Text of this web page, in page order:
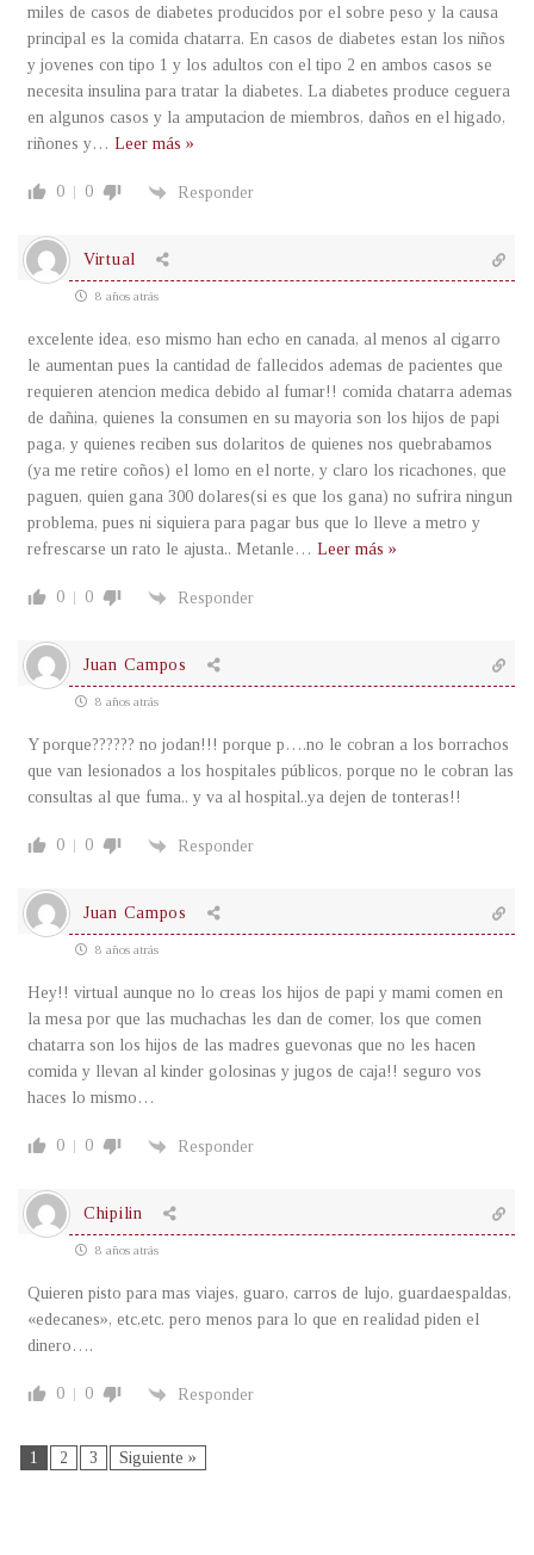
miles de casos de diabetes producidos por el sobre peso y la causa
principal es la comida chatarra. En casos de diabetes estan los niños
y jovenes con tipo 1 y los adultos con el tipo 2 en ambos casos se
necesita insulina para tratar la diabetes. La diabetes produce ceguera
en algunos casos y la amputacion de miembros, daños en el higado,
riñones y… Leer más »
0 0 Responder
Virtual
8 años atrás
excelente idea, eso mismo han echo en canada, al menos al cigarro
le aumentan pues la cantidad de fallecidos ademas de pacientes que
requieren atencion medica debido al fumar!! comida chatarra ademas
de dañina, quienes la consumen en su mayoria son los hijos de papi
paga, y quienes reciben sus dolaritos de quienes nos quebrabamos
(ya me retire coños) el lomo en el norte, y claro los ricachones, que
paguen, quien gana 300 dolares(si es que los gana) no sufrira ningun
problema, pues ni siquiera para pagar bus que lo lleve a metro y
refrescarse un rato le ajusta.. Metanle … Leer más »
0 0 Responder
Juan Campos
8 años atrás
Y porque?????? no jodan!!! porque p….no le cobran a los borrachos
que van lesionados a los hospitales públicos, porque no le cobran las
consultas al que fuma.. y va al hospital..ya dejen de tonteras!!
0 0 Responder
Juan Campos
8 años atrás
Hey!! virtual aunque no lo creas los hijos de papi y mami comen en
la mesa por que las muchachas les dan de comer, los que comen
chatarra son los hijos de las madres guevonas que no les hacen
comida y llevan al kinder golosinas y jugos de caja!! seguro vos
haces lo mismo…
0 0 Responder
Chipilin
8 años atrás
Quieren pisto para mas viajes, guaro, carros de lujo, guardaespaldas,
«edecanes», etc,etc. pero menos para lo que en realidad piden el
dinero….
0 0 Responder
1 2 3 Siguiente »